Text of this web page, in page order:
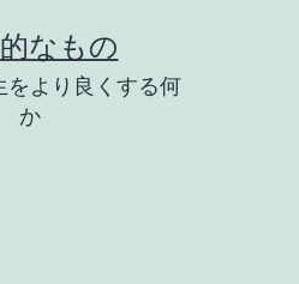
なもの
をより良くする何
か